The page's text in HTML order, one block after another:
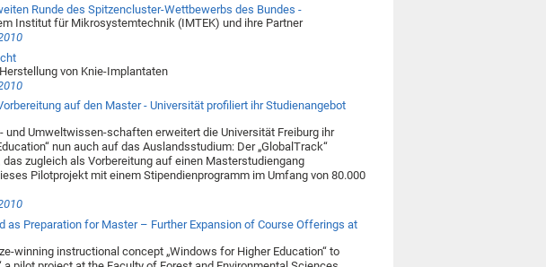
Runde des Spitzencluster-Wettbewerbs des Bundes -
Institut für Mikrosystemtechnik (IMTEK) und ihre Partner
von Knie-Implantaten
auf den Master - Universität profiliert ihr Studienangebot
und Umweltwissen-schaften erweitert die Universität Freiburg ihr
nun auch auf das Auslandsstudium: Der „GlobalTrack“
zugleich als Vorbereitung auf einen Masterstudiengang
Pilotprojekt mit einem Stipendienprogramm im Umfang von 80.000
as Preparation for Master – Further Expansion of Course Offerings at
winning instructional concept „Windows for Higher Education“ to